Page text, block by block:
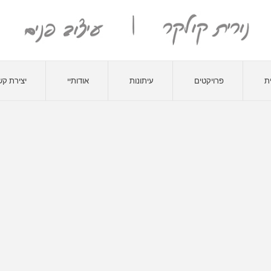
פרויקטים עיתונות אודותיי יצירת